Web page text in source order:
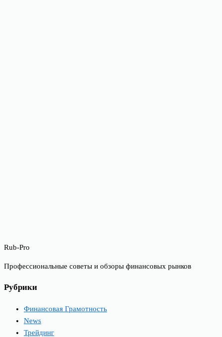
Rub-Pro
Профессиональные советы и обзоры финансовых рынков
Рубрики
Финансовая Грамотность
News
Трейдинг